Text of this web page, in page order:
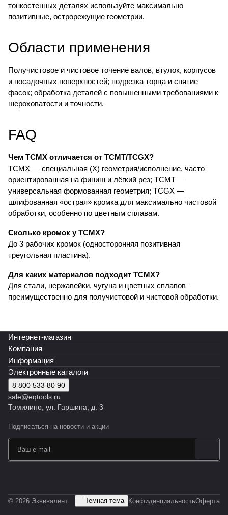
тонкостенных деталях используйте максимально
позитивные, острорежущие геометрии.
Области применения
Получистовое и чистовое точение валов, втулок, корпусов
и посадочных поверхностей; подрезка торца и снятие
фасок; обработка деталей с повышенными требованиями к
шероховатости и точности.
FAQ
Чем TCMX отличается от TCMT/TCGX?
TCMX — специальная (X) геометрия/исполнение, часто
ориентированная на финиш и лёгкий рез; TCMT —
универсальная формованная геометрия; TCGX —
шлифованная «острая» кромка для максимально чистовой
обработки, особенно по цветным сплавам.
Сколько кромок у TCMX?
До 3 рабочих кромок (односторонняя позитивная
треугольная пластина).
Для каких материалов подходит TCMX?
Для стали, нержавейки, чугуна и цветных сплавов —
преимущественно для получистовой и чистовой обработки.
Интернет-магазин
Компания
Информация
Электронные каталоги
8 800 533 80 90
sale@eqtools.ru
Томилино, ул. Гаршина, д. 3
Подписаться на новости и акции
© 2026 Эквивалент Темная тема КонфиденциальностьОферта